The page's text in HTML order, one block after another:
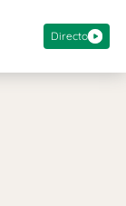
Directo